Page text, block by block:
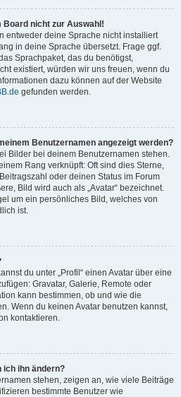
Board nicht zur Auswahl!
entweder deine Sprache nicht installiert
in deine Sprache übersetzt. Frage ggf.
Sprachpaket, das du benötigst,
existiert, würden wir uns freuen, wenn du
dazu können auf der Website
gefunden werden.
Benutzernamen angezeigt werden?
Bilder bei deinem Benutzernamen stehen.
Rang verknüpft: Oft sind dies Sterne,
oder deinen Status im Forum
Bild wird auch als „Avatar“ bezeichnet.
um ein persönliches Bild, welches von
ist.
du unter „Profil“ einen Avatar über eine
Gravatar, Galerie, Remote oder
kann bestimmen, ob und wie die
Wenn du keinen Avatar benutzen kannst,
kontaktieren.
ich ihn ändern?
stehen, zeigen an, wie viele Beiträge
bestimmte Benutzer wie